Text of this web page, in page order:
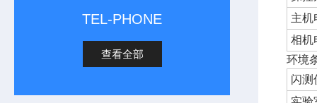
TEL-PHONE
查看全部
主机
相机
环境
闪测